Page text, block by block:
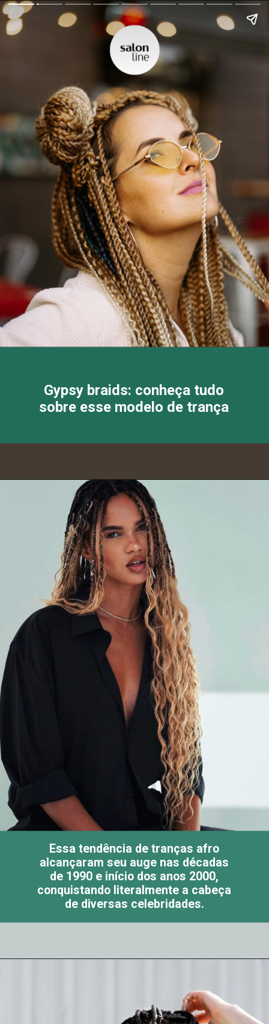
Gypsy braids: conheça tudo
sobre esse modelo de trança
Essa tendência de tranças afro
alcançaram seu auge nas décadas
de 1990 e início dos anos 2000,
conquistando literalmente a cabeça
de diversas celebridades.